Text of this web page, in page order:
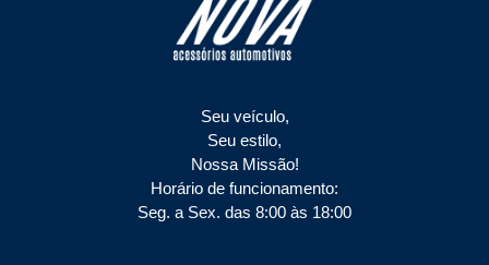
Seu veículo,
Seu estilo,
Nossa Missão!
Horário de funcionamento:
Seg. a Sex. das 8:00 às 18:00